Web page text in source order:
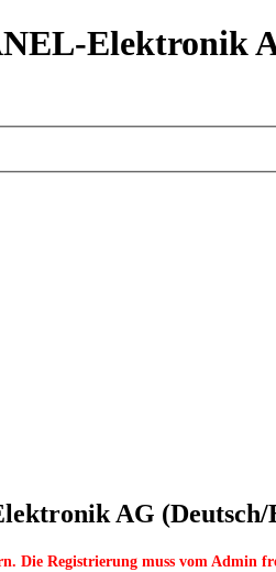
Elektronik
AG (Deutsch/
Die Registrierung muss vom Admin